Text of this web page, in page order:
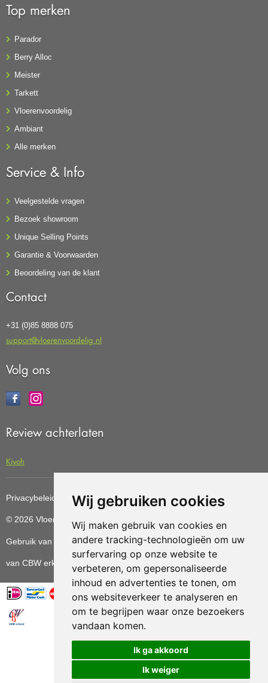
Wij gebruiken cookies
Wij maken gebruik van cookies en
andere tracking-technologieën om uw
surfervaring op onze website te
verbeteren, om gepersonaliseerde
inhoud en advertenties te tonen, om
ons websiteverkeer te analyseren en
om te begrijpen waar onze bezoekers
vandaan komen.
Ik ga akkoord
Ik weiger
Top merken
Parador
Berry Alloc
Meister
Tarkett
Vloerenvoordelig
Ambiant
Alle merken
Service & Info
Veelgestelde vragen
Bezoek showroom
Unique Selling Points
Garantie & Voorwaarden
Beoordeling van de klant
Contact
+31 (0)85 8888 075
support@vloerenvoordelig.nl
Volg ons
Review achterlaten
Kiyoh
Privacybeleid Cookiebeleid Update cookies preferences
© 2026 Vloerenvoordelig
Gebruik van deze site betekent dat u dealgemene voorwaarden
van CBW erkende woonwinkels accepteert.
Vloerenvoordelig.nl is een onderdeel van